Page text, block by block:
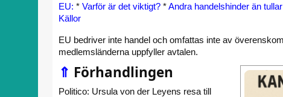
EU: * Varför är det viktigt? *Andra handelshinder än tullar
Källor
EU bedriver inte handel och omfattas inte av
medlemsländerna uppfyller avtalen.
⇑ Förhandlingen
Politico: Ursula von der Leyens resa till